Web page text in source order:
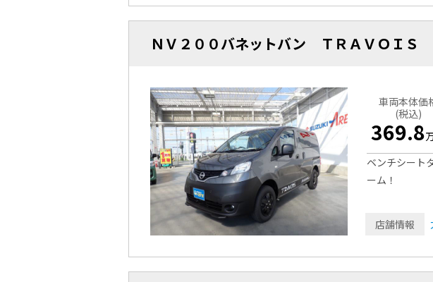
ＮＶ２００バネットバン ＴＲＡＶＯＩ
車両本体価
(税込)
369.8
ベンチシート
ーム！
店舗情報